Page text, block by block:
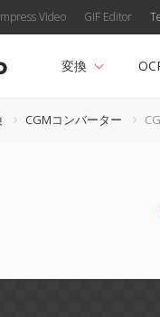
Video GIF Editor
変換
CGMコンバーター